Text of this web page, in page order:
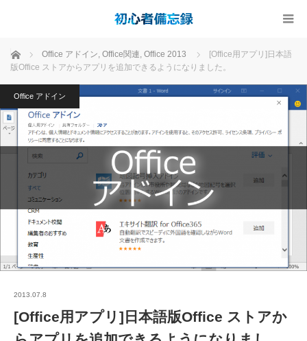
ホーム Office アドイン, Office関連, Office 2013
[Office用アプリ]日本語
版Office ストアからアプリを追加できるようになりました。
Office アドイン
2013.07.8
[Office用アプリ]日本語版Office ストアか